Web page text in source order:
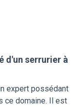
d'un serrurier à
expert possédant
ce domaine. Il est